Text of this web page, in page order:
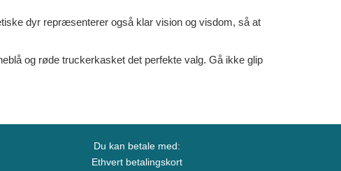
dyr repræsenterer også klar vision og visdom, så at
og røde truckerkasket det perfekte valg. Gå ikke glip
Du kan betale med:
Ethvert betalingskort